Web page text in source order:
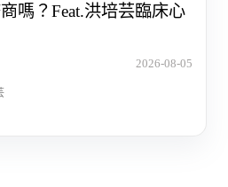
嗎？Feat.洪培芸臨床心
2026-08-05